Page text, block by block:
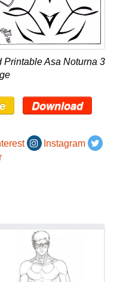
Printable Asa Noturna 3
Download
Instagram